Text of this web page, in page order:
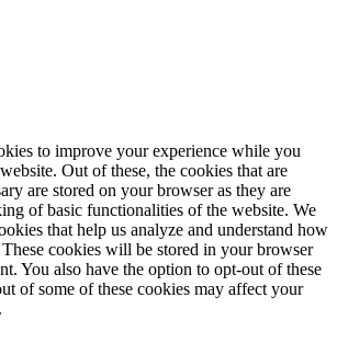
to improve your experience while you
Out of these, the cookies that are
are stored on your browser as they are
of basic functionalities of the website. We
that help us analyze and understand how
cookies will be stored in your browser
You also have the option to opt-out of these
of some of these cookies may affect your